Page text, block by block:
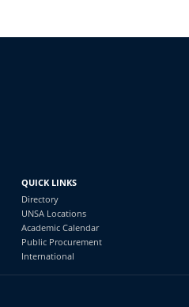
QUICK LINKS
Directory
UNSA Locations
Academic Calendar
Public Procurement
International